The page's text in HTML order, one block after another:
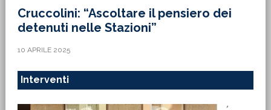
Cruccolini: “Ascoltare il pensiero dei
detenuti nelle Stazioni”
10 APRILE 2025
Interventi